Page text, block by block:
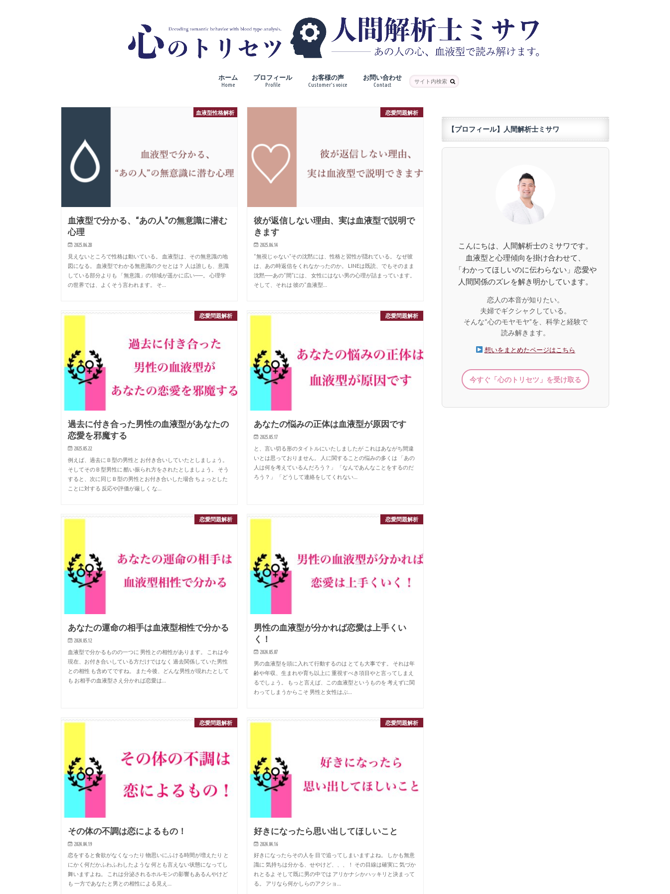
ホーム
Home
プロフィール
Profile
お客様の声
Customer’s voice
お問い合わせ
Contact
血液型性格解析
血液型で分かる、“あの人”の無意識に潜む
心理
2025.06.28
見えないところで性格は動いている。 血液型は、その無意識の地
図になる。 血液型でわかる無意識のクセとは？ 人は誰しも、意識
している部分よりも 「無意識」の領域が遥かに広い──。 心理学
の世界では、よくそう言われます。 そ…
恋愛問題解析
彼が返信しない理由、実は血液型で説明で
きます
2025.06.14
“無視じゃない”その沈黙には、性格と習性が隠れている。 なぜ彼
は、あの時返信をくれなかったのか。 LINEは既読、でもそのまま
沈黙──あの“間”には、 女性にはない男の心理が詰まっています。
そして、それは 彼の“血液型…
恋愛問題解析
過去に付き合った男性の血液型があなたの
恋愛を邪魔する
2025.05.22
例えば、過去にＢ型の男性と お付き合いしていたとしましょう。
そしてそのＢ型男性に 酷い振られ方をされたとしましょう。 そう
すると、次に同じＢ型の男性とお付き合いした場合 ちょっとした
ことに対する 反応や評価が厳しく な…
恋愛問題解析
あなたの悩みの正体は血液型が原因です
2025.05.17
と、言い切る形のタイトルにいたしましたが これはあながち間違
いとは思っておりません。 人に関することの悩みの多くは 「あの
人は何を考えているんだろう？」 「なんであんなことをするのだ
ろう？」 「どうして連絡をしてくれない…
恋愛問題解析
あなたの運命の相手は血液型相性で分かる
2024.05.12
血液型で分かるものの一つに 男性との相性があります。 これは今
現在、お付き合いしている方だけではなく 過去関係していた男性
との相性 も含めてですね。 また今後、どんな男性が現れたとして
も お相手の血液型さえ分かれば恋愛は…
恋愛問題解析
男性の血液型が分かれば恋愛は上手くい
く！
2024.05.07
男の血液型を頭に入れて行動するのは とても大事です。 それは年
齢や年収、生まれや育ち以上に 重視すべき項目やと言ってしまえ
るでしょう。 もっと言えば、この血液型というものを 考えずに関
わってしまうからこそ 男性と女性はぶ…
恋愛問題解析
その体の不調は恋によるもの！
2024.04.19
恋をすると食欲がなくなったり 物思いにふける時間が増えたり と
にかく何だかふわふわしたような 何とも言えない状態になってし
舞いますよね。 これは分泌されるホルモンの影響もあるんやけど
も 一方であなたと男との相性による見え…
恋愛問題解析
好きになったら思い出してほしいこと
2024.04.16
好きになったらその人を 目で追ってしまいますよね。 しかも無意
識に 気持ちは分かる、せやけど、、、！ その目線は確実に 気づか
れとるよ そして既に男の中では アリかナシかハッキリと決まって
る。 アリなら何かしらのアクショ…
【プロフィール】人間解析士ミサワ
こんにちは、人間解析士のミサワです。
血液型と心理傾向を掛け合わせて、
「わかってほしいのに伝わらない」恋愛や
人間関係のズレを解き明かしています。
恋人の本音が知りたい。
夫婦でギクシャクしている。
そんな“心のモヤモヤ”を、科学と経験で
読み解きます。
想いをまとめたページはこちら
今すぐ「心のトリセツ」を受け取る